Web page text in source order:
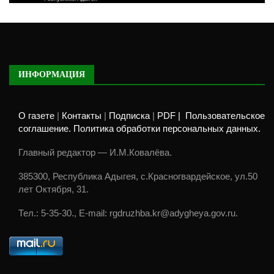
ИНФОРМАЦИЯ
О газете Контакты Подписка PDF |
Пользовательское
соглашение. Политика обработки персональных данных.
Главный редактор — И.М.Ковалёва.
385300, Республика Адыгея, с.Красногвардейское, ул.50
лет Октября, 31.
Тел.: 5-35-30., E-mail: rgdruzhba.kr@adygheya.gov.ru.